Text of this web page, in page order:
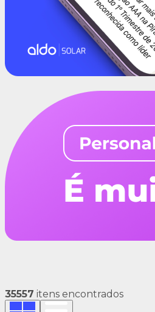
35557 itens encontrados